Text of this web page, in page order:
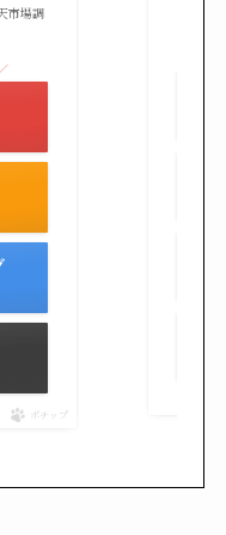
市場調
ポチップ